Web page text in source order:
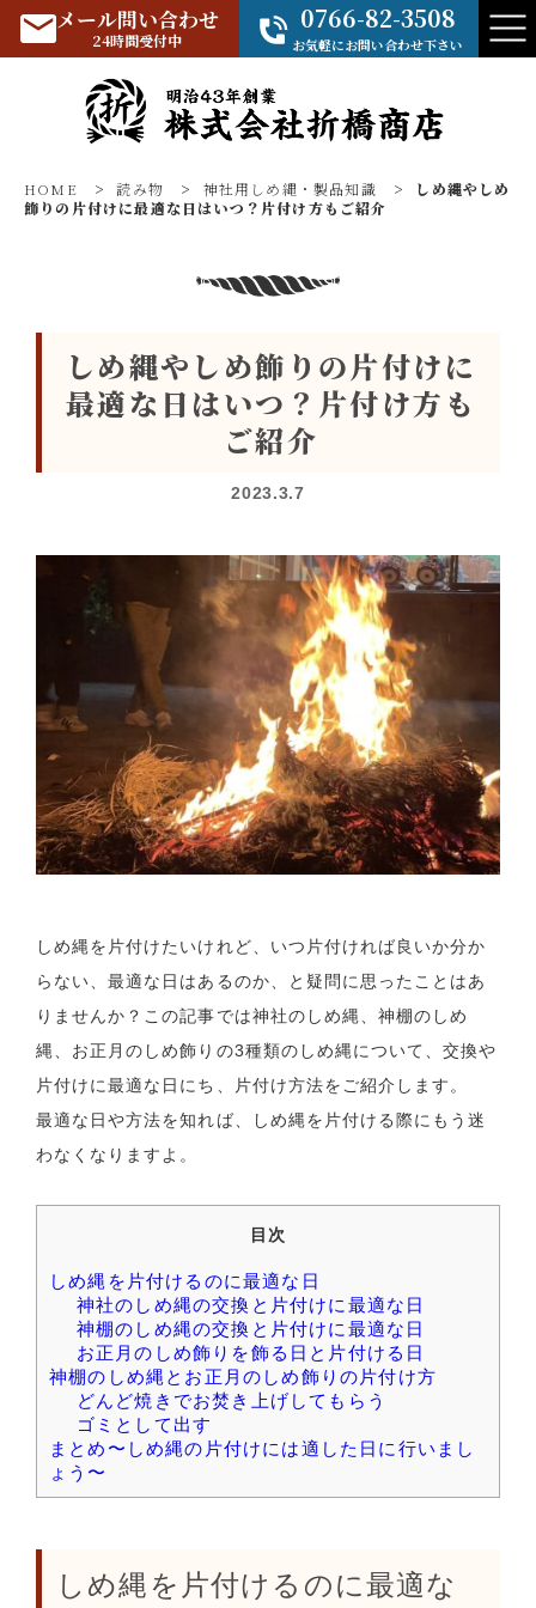
メール問い合わせ
24時間受付中
0766-82-3508
お気軽にお問い合わせ下さい
HOME > 読み物 > 神社用しめ縄・製品知識 >
しめ縄やしめ
飾りの片付けに最適な日はいつ？片付け方もご紹介
しめ縄やしめ飾りの片付けに
最適な日はいつ？片付け方も
ご紹介
2023.3.7
しめ縄を片付けたいけれど、いつ片付ければ良いか分か
らない、最適な日はあるのか、と疑問に思ったことはあ
りませんか？この記事では神社のしめ縄、神棚のしめ
縄、お正月のしめ飾りの3種類のしめ縄について、交換や
片付けに最適な日にち、片付け方法をご紹介します。
最適な日や方法を知れば、しめ縄を片付ける際にもう迷
わなくなりますよ。
目次
しめ縄を片付けるのに最適な日
神社のしめ縄の交換と片付けに最適な日
神棚のしめ縄の交換と片付けに最適な日
お正月のしめ飾りを飾る日と片付ける日
神棚のしめ縄とお正月のしめ飾りの片付け方
どんど焼きでお焚き上げしてもらう
ゴミとして出す
まとめ〜しめ縄の片付けには適した日に行いまし
ょう〜
しめ縄を片付けるのに最適な